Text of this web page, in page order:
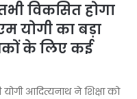
विकसित होगा
योगी का बड़ा
के लिए कई
योगी आदित्यनाथ ने शिक्षा को